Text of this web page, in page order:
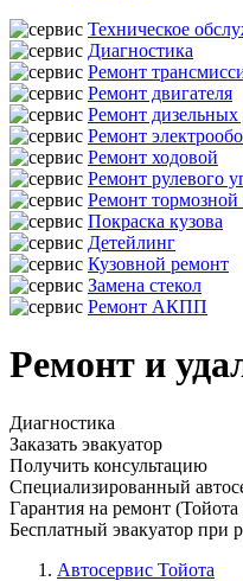
Техническое
Диагностика
Ремонт
Ремонт двигателя
Ремонт дизельных
Ремонт
Ремонт ходовой
Ремонт рулевого
Ремонт
Покраска кузова
Детейлинг
Кузовной ремонт
Замена стекол
Ремонт АКПП
Ремонт и
Диагностика
Заказать эвакуатор
Получить консультацию
Специализированный
Гарантия на ремонт (Тойота
Бесплатный эвакуатор при
Автосервис Тойота